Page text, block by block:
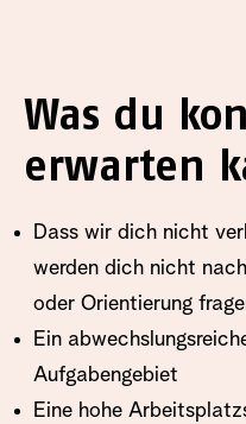
Was du
erwarten
Dass wir dich nicht
werden dich nicht
oder Orientierung
Ein
Aufgabengebiet
Eine hohe